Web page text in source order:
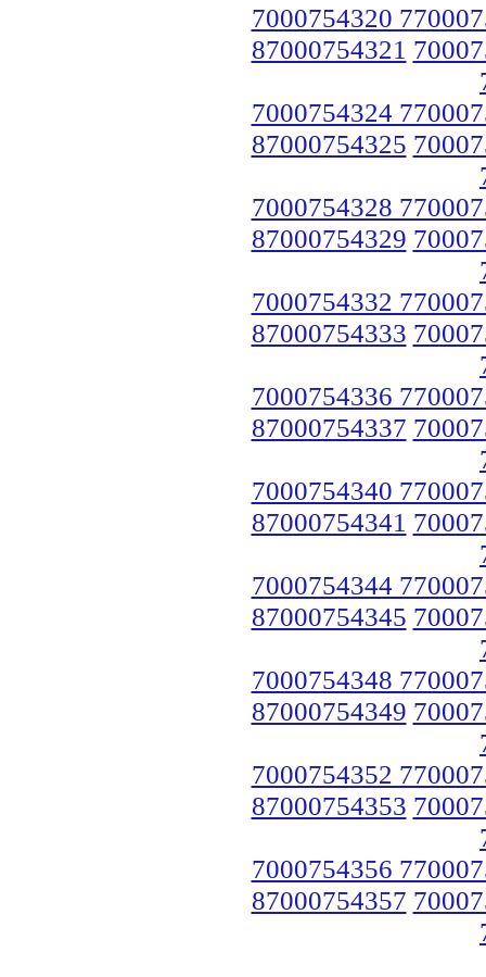
7000754320
87000754321
7000754324
87000754325
7000754328
87000754329
7000754332
87000754333
7000754336
87000754337
7000754340
87000754341
7000754344
87000754345
7000754348
87000754349
7000754352
87000754353
7000754356
87000754357